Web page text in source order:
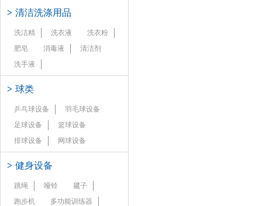
> 清洁洗涤用品
洗洁精 洗衣液
洗衣粉
肥皂
消毒液
清洁剂
洗手液
> 球类
乒乓球设备
羽毛球设备
足球设备
篮球设备
排球设备
网球设备
> 健身设备
跳绳 哑铃
毽子
跑步机
多功能训练器